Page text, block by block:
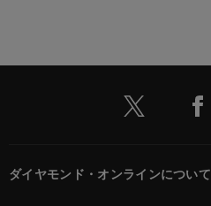
ダイヤモンド・オンラインについて